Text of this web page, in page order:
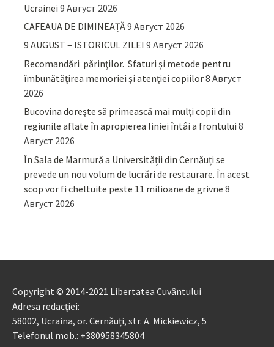
Ucrainei 9 Август 2026
CAFEAUA DE DIMINEAȚĂ9 Август 2026
9 AUGUST – ISTORICUL ZILEI 9 Август 2026
Recomandări părinţilor. Sfaturi și metode pentru
îmbunătățirea memoriei și atenției copiilor8 Август
2026
Bucovina dorește să primească mai mulți copii din
regiunile aflate în apropierea liniei întâi a frontului 8
Август 2026
În Sala de Marmură a Universității din Cernăuți se
prevede un nou volum de lucrări de restaurare. În acest
scop vor fi cheltuite peste 11 milioane de grivne 8
Август 2026
Copyright © 2014-2021 Libertatea Cuvântului
Adresa redacției:
58002, Ucraina, or. Cernăuți, str. A. Mickiewicz, 5
Telefonul mob.: +380958345804